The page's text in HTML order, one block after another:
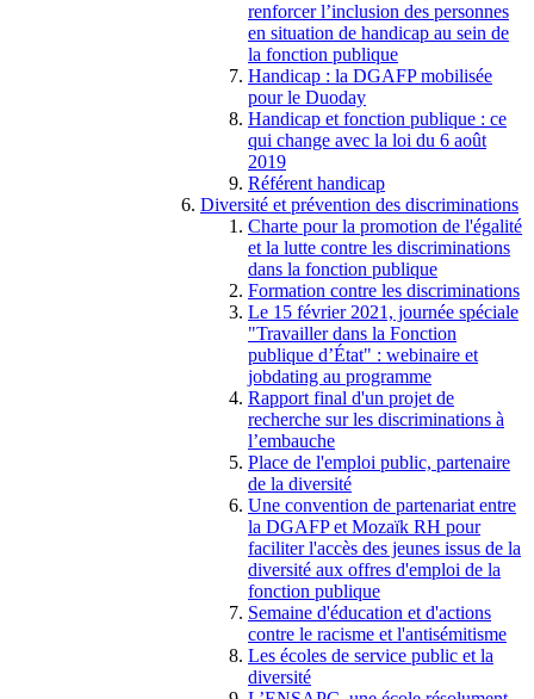
renforcer l’inclusion des personnes
en situation de handicap au sein de
la fonction publique
Handicap : la DGAFP mobilisée
pour le Duoday
Handicap et fonction publique : ce
qui change avec la loi du 6 août
2019
Référent handicap
Diversité et prévention des discriminations
Charte pour la promotion de l'égalité
et la lutte contre les discriminations
dans la fonction publique
Formation contre les discriminations
Le 15 février 2021, journée spéciale
"Travailler dans la Fonction
publique d’État" : webinaire et
jobdating au programme
Rapport final d'un projet de
recherche sur les discriminations à
l’embauche
Place de l'emploi public, partenaire
de la diversité
Une convention de partenariat entre
la DGAFP et Mozaïk RH pour
faciliter l'accès des jeunes issus de la
diversité aux offres d'emploi de la
fonction publique
Semaine d'éducation et d'actions
contre le racisme et l'antisémitisme
Les écoles de service public et la
diversité